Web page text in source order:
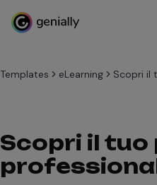
Templates eLearning Scopri il
Scopri il